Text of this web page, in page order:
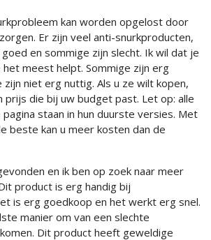
kan worden opgelost door
Er zijn veel anti-snurkproducten,
en sommige zijn slecht. Ik wil dat je
meest helpt. Sommige zijn erg
zijn niet erg nuttig. Als u ze wilt kopen,
prijs die bij uw budget past. Let op: alle
staan in hun duurste versies. Met
beste kan u meer kosten dan de
en ik ben op zoek naar meer
product is erg handig bij
is erg goedkoop en het werkt erg snel.
manier om van een slechte
Dit product heeft geweldige